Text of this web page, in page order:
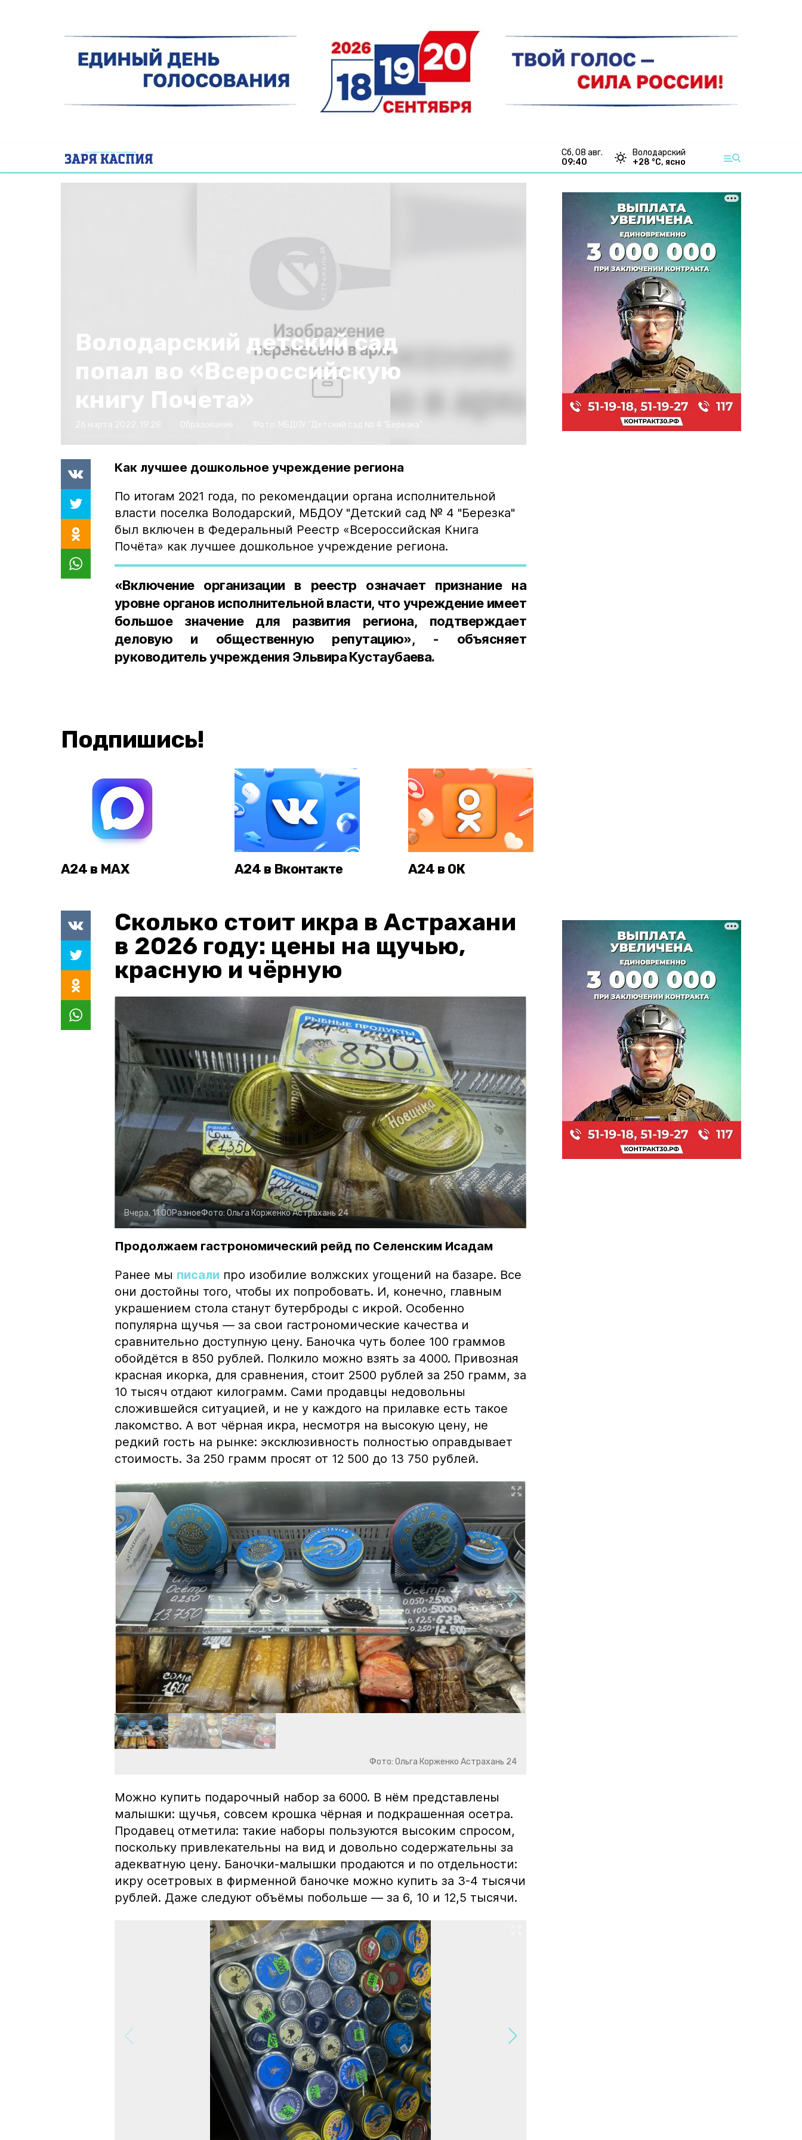
сб, 08 авг.
09:40
Володарский
+28 °С, ясно
Володарский детский сад
попал во «Всероссийскую
книгу Почета»
МБДОУ "Детский сад № 4 "Березка"
Как лучшее дошкольное учреждение региона
По итогам 2021 года, по рекомендации органа исполнительной
власти поселка Володарский, МБДОУ "Детский сад № 4 "Березка"
был включен в Федеральный Реестр «Всероссийская Книга
Почёта» как лучшее дошкольное учреждение региона.
«Включение организации в реестр означает признание на
уровне органов исполнительной власти, что учреждение имеет
большое значение для развития региона, подтверждает
деловую и общественную репутацию», - объясняет
руководитель учреждения Эльвира Кустаубаева.
Подпишись!
А24 в MAX А24 в Вконтакте А24 в ОК
Сколько стоит икра в Астрахани
в 2026 году: цены на щучью,
красную и чёрную
Вчера, 11:00РазноеФото: Ольга КорженкоАстрахань 24
Продолжаем гастрономический рейд по Селенским Исадам
Ранее мы писали про изобилие волжских угощений на базаре. Все
они достойны того, чтобы их попробовать. И, конечно, главным
украшением стола станут бутерброды с икрой. Особенно
популярна щучья — за свои гастрономические качества и
сравнительно доступную цену. Баночка чуть более 100 граммов
обойдётся в 850 рублей. Полкило можно взять за 4000. Привозная
красная икорка, для сравнения, стоит 2500 рублей за 250 грамм, за
10 тысяч отдают килограмм. Сами продавцы недовольны
сложившейся ситуацией, и не у каждого на прилавке есть такое
лакомство. А вот чёрная икра, несмотря на высокую цену, не
редкий гость на рынке: эксклюзивность полностью оправдывает
стоимость. За 250 грамм просят от 12 500 до 13 750 рублей.
Фото: Ольга Корженко Астрахань 24
Можно купить подарочный набор за 6000. В нём представлены
малышки: щучья, совсем крошка чёрная и подкрашенная осетра.
Продавец отметила: такие наборы пользуются высоким спросом,
поскольку привлекательны на вид и довольно содержательны за
адекватную цену. Баночки-малышки продаются и по отдельности:
икру осетровых в фирменной баночке можно купить за 3-4 тысячи
рублей. Даже следуют объёмы побольше — за 6, 10 и 12,5 тысячи.